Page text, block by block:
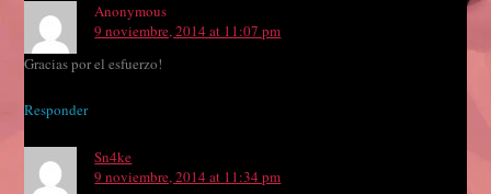
Anonymous
9 noviembre, 2014 at 11:07 pm
Gracias por el esfuerzo!
Responder
Sn4ke
9 noviembre, 2014 at 11:34 pm